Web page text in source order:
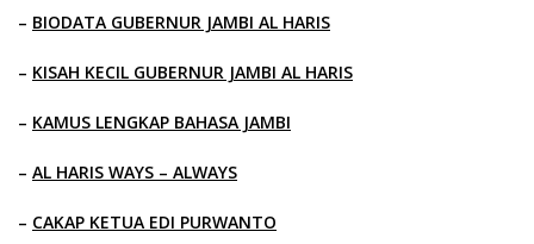
– BIODATA GUBERNUR JAMBI AL HARIS
– KISAH KECIL GUBERNUR JAMBI AL HARIS
– KAMUS LENGKAP BAHASA JAMBI
– AL HARIS WAYS – ALWAYS
– CAKAP KETUA EDI PURWANTO